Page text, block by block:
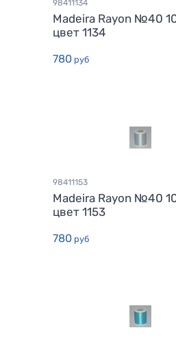
98411134
Madeira Rayon №40
цвет 1134
780 руб
98411153
Madeira Rayon №40
цвет 1153
780 руб